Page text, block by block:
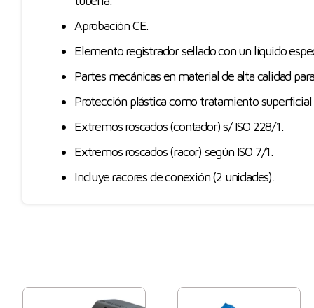
Aprobación CE.
Elemento registrador sellado con un líquido
Partes mecánicas en material de alta calidad
Protección plástica como tratamiento
Extremos roscados (contador) s/ ISO 228/1.
Extremos roscados (racor) según ISO 7/1.
Incluye racores de conexión (2 unidades).